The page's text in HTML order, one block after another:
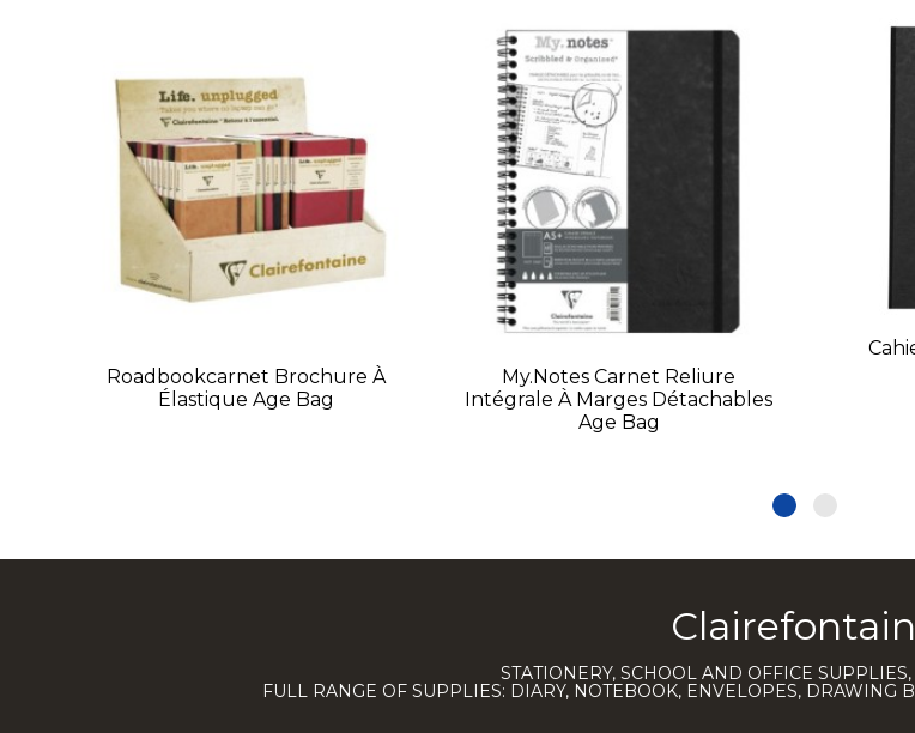
Roadbookcarnet Brochure À
Élastique Age Bag
My.Notes Carnet Reliure
Intégrale À Marges Détachables
Age Bag
STATIONERY, SCHOOL AND OFFICE
FULL RANGE OF SUPPLIES: DIARY, NOTEBOOK, ENVELOPES, DRAWING